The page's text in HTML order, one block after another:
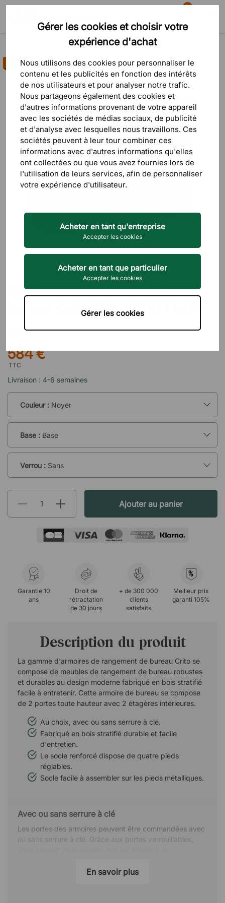
Gérer les cookies et choisir votre
expérience d'achat
Nous utilisons des cookies pour personnaliser le
contenu et les publicités en fonction des intérêts
de nos utilisateurs et pour analyser notre trafic.
Nous partageons également des cookies et
d'autres informations provenant de votre appareil
avec les sociétés de médias sociaux, de publicité
et d'analyse avec lesquelles nous travaillons. Ces
sociétés peuvent à leur tour combiner ces
informations avec d'autres informations qu'elles
ont collectées ou que vous avez fournies lors de
l'utilisation de leurs services, afin de personnaliser
votre expérience d'utilisateur.
Acheter en tant qu'entreprise
Accepter les cookies
Acheter en tant que particulier
Accepter les cookies
Gérer les cookies
Recherche
81
Panier
Rangement Armoires de bureau
Best-seller
Armoire de rangement de
bureau Crito 201 - 87x116x39
cm
584 €
TTC
Livraison : 4-6 semaines
Couleur : Noyer
Base : Base
Verrou : Sans
Ajouter au panier
Garantie 10
ans
Droit de
rétractation
de 30 jours
+ de 300 000
clients
satisfaits
%
Meilleur prix
garanti 105%
Description du produit
La gamme d'armoires de rangement de bureau Crito se
compose de meubles de rangement de bureau robustes
et durables au design moderne fabriqué en bois stratifié
facile à entretenir. Cette armoire de bureau se compose
de 2 portes toute hauteur avec 2 étagères intérieures.
Au choix, avec ou sans serrure à clé.
Fabriqué en bois stratifié durable et facile
d'entretien.
Le socle renforcé dispose de quatre pieds
réglables.
Socle facile à assembler sur les pieds métalliques.
Avec ou sans serrure à clé
Les portes des armoires peuvent être commandées avec
ou sans serrure à clé. Grâce aux portes verrouillables,
sont toujours rangés en toute sécurité dans votre bureau.
En savoir plus